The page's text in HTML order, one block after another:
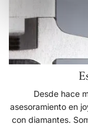
Desde hace
asesoramiento en
con diamantes.